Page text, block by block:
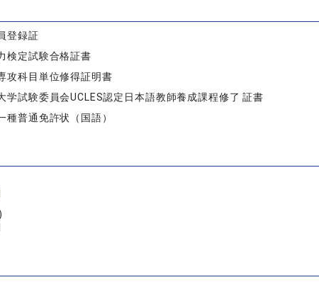
登録証
検定試験合格証書
攻科目単位修得証明書
学試験委員会UCLES認定日本語教師養成課程修了 証書
種普通免許状（国語）